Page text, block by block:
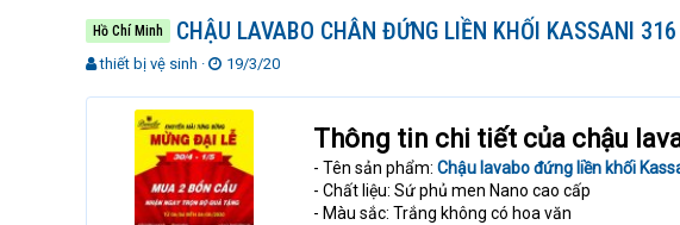
Hồ Chí Minh CHẬU LAVABO CHÂN ĐỨNG LIỀN KHỐI KASSANI 316
T
thiết bị vệ sinh
N
à
y
g
ử
i
19/3/20
Thông tin chi tiết của chậu
- Tên sản phẩm: Chậu lavabo đứng liền khối
- Chất liệu: Sứ phủ men Nano cao cấp
- Màu sắc: Trắng không có hoa văn